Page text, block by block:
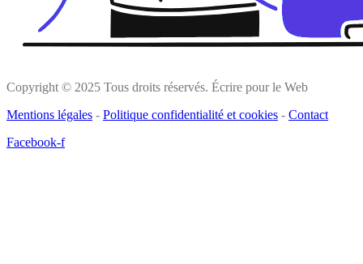
Copyright © 2025 Tous droits réservés. Écrire pour le Web
Mentions légales - Politique confidentialité et cookies - Contact
Facebook-f